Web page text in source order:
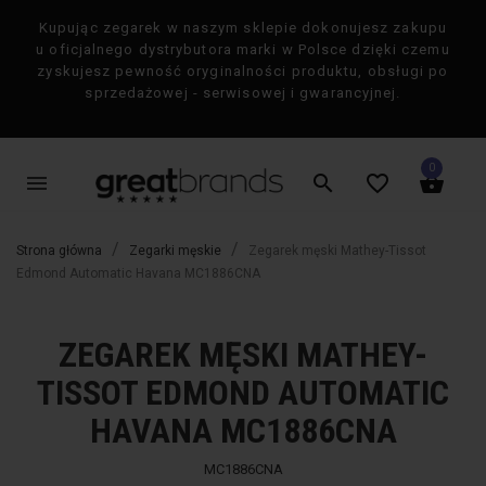
Kupując zegarek w naszym sklepie dokonujesz zakupu
u oficjalnego dystrybutora marki w Polsce dzięki czemu
zyskujesz pewność oryginalności produktu, obsługi po
sprzedażowej - serwisowej i gwarancyjnej.
menu shopping_basket
0
favorite_border
search
×
Strona główna Zegarki męskie
Zegarek męski Mathey-Tissot
Edmond Automatic Havana MC1886CNA
ZEGAREK MĘSKI MATHEY-
TISSOT EDMOND AUTOMATIC
HAVANA MC1886CNA
MC1886CNA
-50% favorite_border -50%